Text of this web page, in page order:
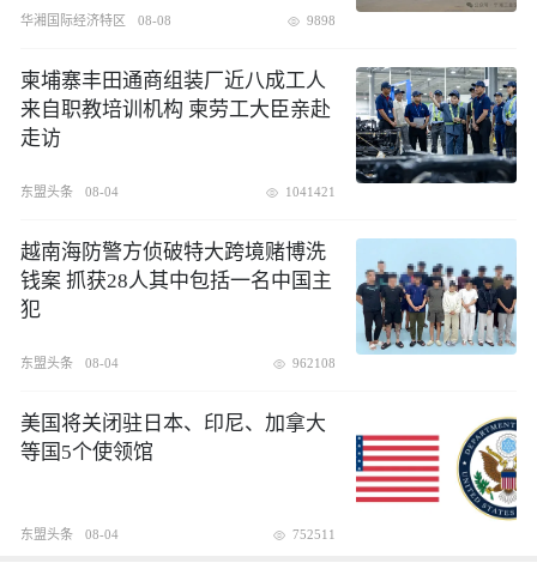
华湘国际经济特区 08-08 9898
柬埔寨丰田通商组装厂近八成工人
来自职教培训机构 柬劳工大臣亲赴
走访
东盟头条 08-04 1041421
越南海防警方侦破特大跨境赌博洗
钱案 抓获28人其中包括一名中国主
犯
东盟头条 08-04 962108
美国将关闭驻日本、印尼、加拿大
等国5个使领馆
东盟头条 08-04 752511